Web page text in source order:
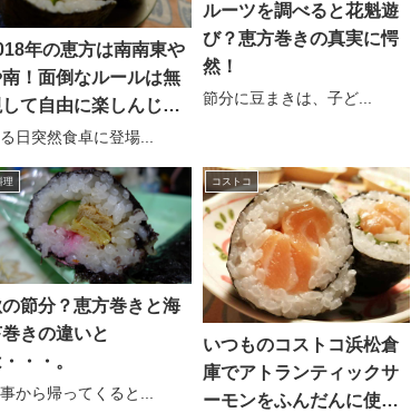
年の恵方は南南東や
！面倒なルールは無
て自由に楽しんじゃ
う！
日突然食卓に登場...
ルーツを調べると花魁遊
び？恵方巻きの真実に愕
然！
節分に豆まきは、子ど...
理
節分？恵方巻きと海
きの違いと
・・。
から帰ってくると...
コストコ
いつものコストコ浜松倉
庫でアトランティックサ
ーモンをふんだんに使っ